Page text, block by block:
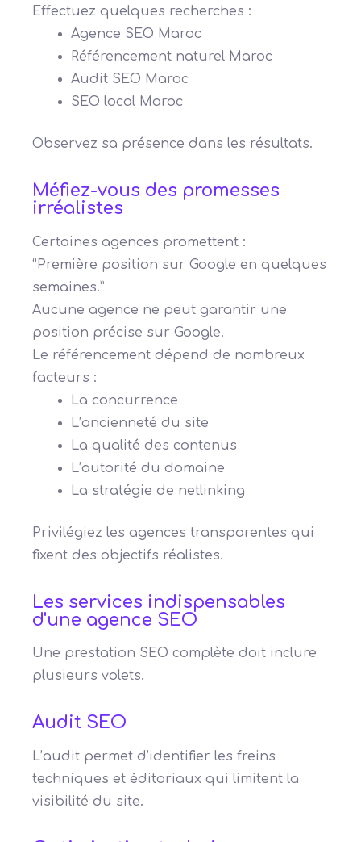
Effectuez quelques recherches :
Agence SEO Maroc
Référencement naturel Maroc
Audit SEO Maroc
SEO local Maroc
Observez sa présence dans les résultats.
Méfiez-vous des promesses
irréalistes
Certaines agences promettent :
“Première position sur Google en quelques
semaines.”
Aucune agence ne peut garantir une
position précise sur Google.
Le référencement dépend de nombreux
facteurs :
La concurrence
L’ancienneté du site
La qualité des contenus
L’autorité du domaine
La stratégie de netlinking
Privilégiez les agences transparentes qui
fixent des objectifs réalistes.
Les services indispensables
d'une agence SEO
Une prestation SEO complète doit inclure
plusieurs volets.
Audit SEO
L’audit permet d’identifier les freins
techniques et éditoriaux qui limitent la
visibilité du site.